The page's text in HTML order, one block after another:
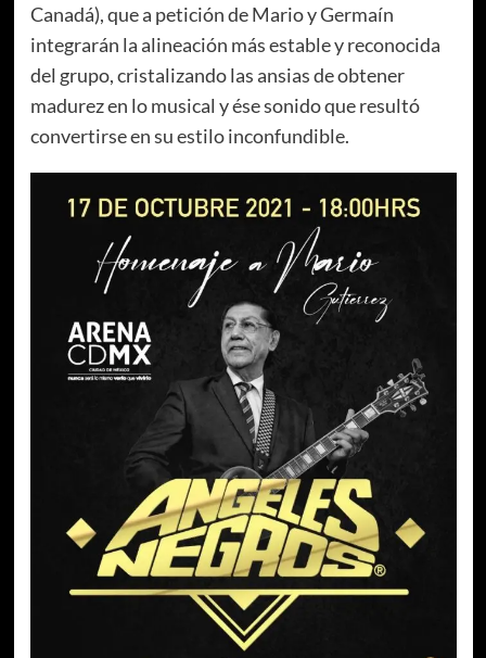
Canadá), que a petición de Mario y Germaín
integrarán la alineación más estable y reconocida
del grupo, cristalizando las ansias de obtener
madurez en lo musical y ése sonido que resultó
convertirse en su estilo inconfundible.